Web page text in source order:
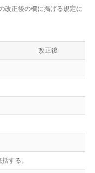
改正後の欄に掲げる規定に
改正後
する。